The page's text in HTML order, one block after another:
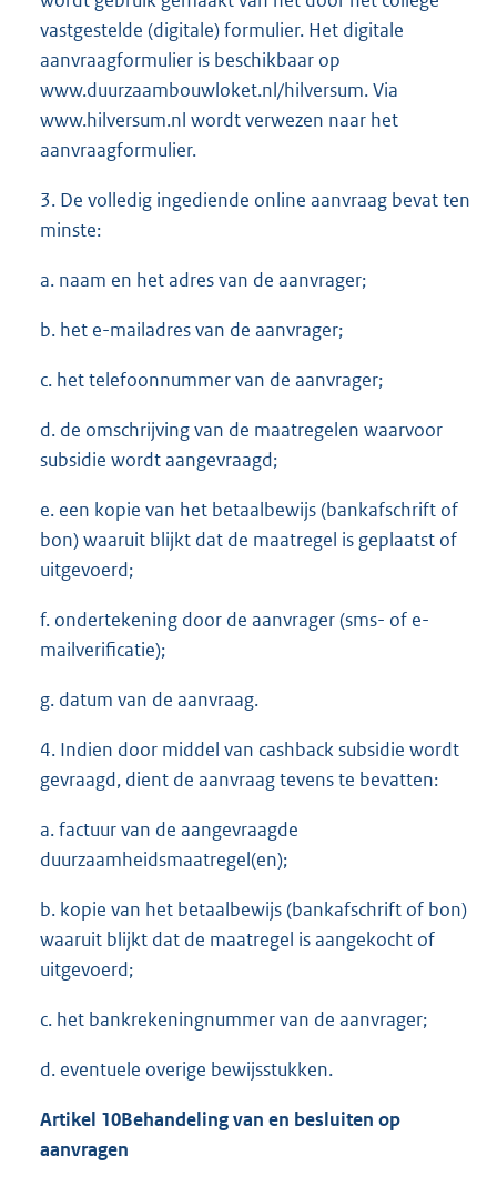
vastgestelde (digitale) formulier. Het digitale
aanvraagformulier is beschikbaar op
www.duurzaambouwloket.nl/hilversum. Via
www.hilversum.nl wordt verwezen naar het
aanvraagformulier.
3. De volledig ingediende online aanvraag bevat ten
minste:
a. naam en het adres van de aanvrager;
b. het e-mailadres van de aanvrager;
c. het telefoonnummer van de aanvrager;
d. de omschrijving van de maatregelen waarvoor
subsidie wordt aangevraagd;
e. een kopie van het betaalbewijs (bankafschrift of
bon) waaruit blijkt dat de maatregel is geplaatst of
uitgevoerd;
f. ondertekening door de aanvrager (sms- of e-
mailverificatie);
g. datum van de aanvraag.
4. Indien door middel van cashback subsidie wordt
gevraagd, dient de aanvraag tevens te bevatten:
a. factuur van de aangevraagde
duurzaamheidsmaatregel(en);
b. kopie van het betaalbewijs (bankafschrift of bon)
waaruit blijkt dat de maatregel is aangekocht of
uitgevoerd;
c. het bankrekeningnummer van de aanvrager;
d. eventuele overige bewijsstukken.
Artikel 10Behandeling van en besluiten op
aanvragen